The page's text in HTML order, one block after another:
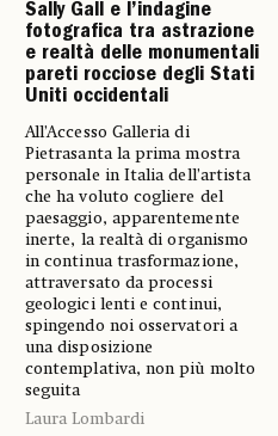
Sally Gall e l’indagine
fotografica tra astrazione
e realtà delle monumentali
pareti rocciose degli Stati
Uniti occidentali
All’Accesso Galleria di
Pietrasanta la prima mostra
personale in Italia dell’artista
che ha voluto cogliere del
paesaggio, apparentemente
inerte, la realtà di organismo
in continua trasformazione,
attraversato da processi
geologici lenti e continui,
spingendo noi osservatori a
una disposizione
contemplativa, non più molto
seguita
Laura Lombardi